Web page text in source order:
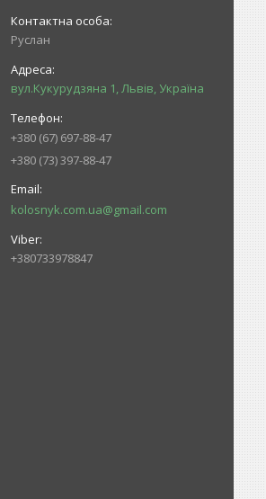
Руслан
вул.Кукурудзяна 1, Львів, Україна
+380 (67) 697-88-47
+380 (73) 397-88-47
kolosnyk.com.ua@gmail.com
+380733978847